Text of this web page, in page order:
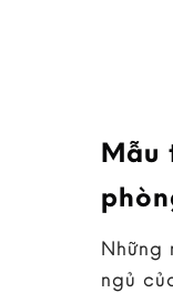
Mẫu
Những
ngủ